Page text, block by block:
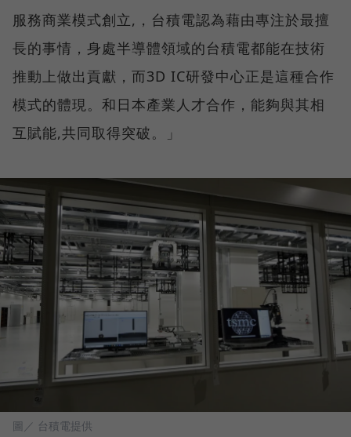
服務商業模式創立,，台積電認為藉由專注於最擅
長的事情，身處半導體領域的台積電都能在技術
推動上做出貢獻，而3D IC研發中心正是這種合作
模式的體現。和日本產業人才合作，能夠與其相
互賦能,共同取得突破。」
圖／ 台積電提供